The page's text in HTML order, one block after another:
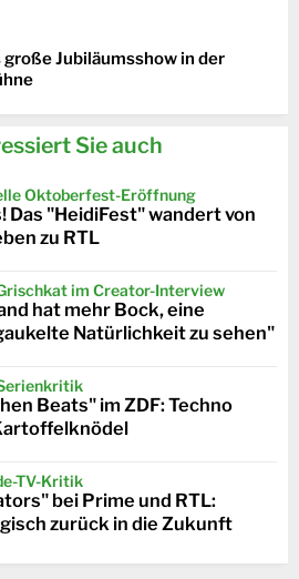
große Jubiläumsshow in der
Sie auch
Oktoberfest-Eröffnung
Das "HeidiFest" wandert von
zu RTL
im Creator-Interview
hat mehr Bock, eine
Natürlichkeit zu sehen"
Beats" im ZDF: Techno
TV-Kritik
bei Prime und RTL:
zurück in die Zukunft